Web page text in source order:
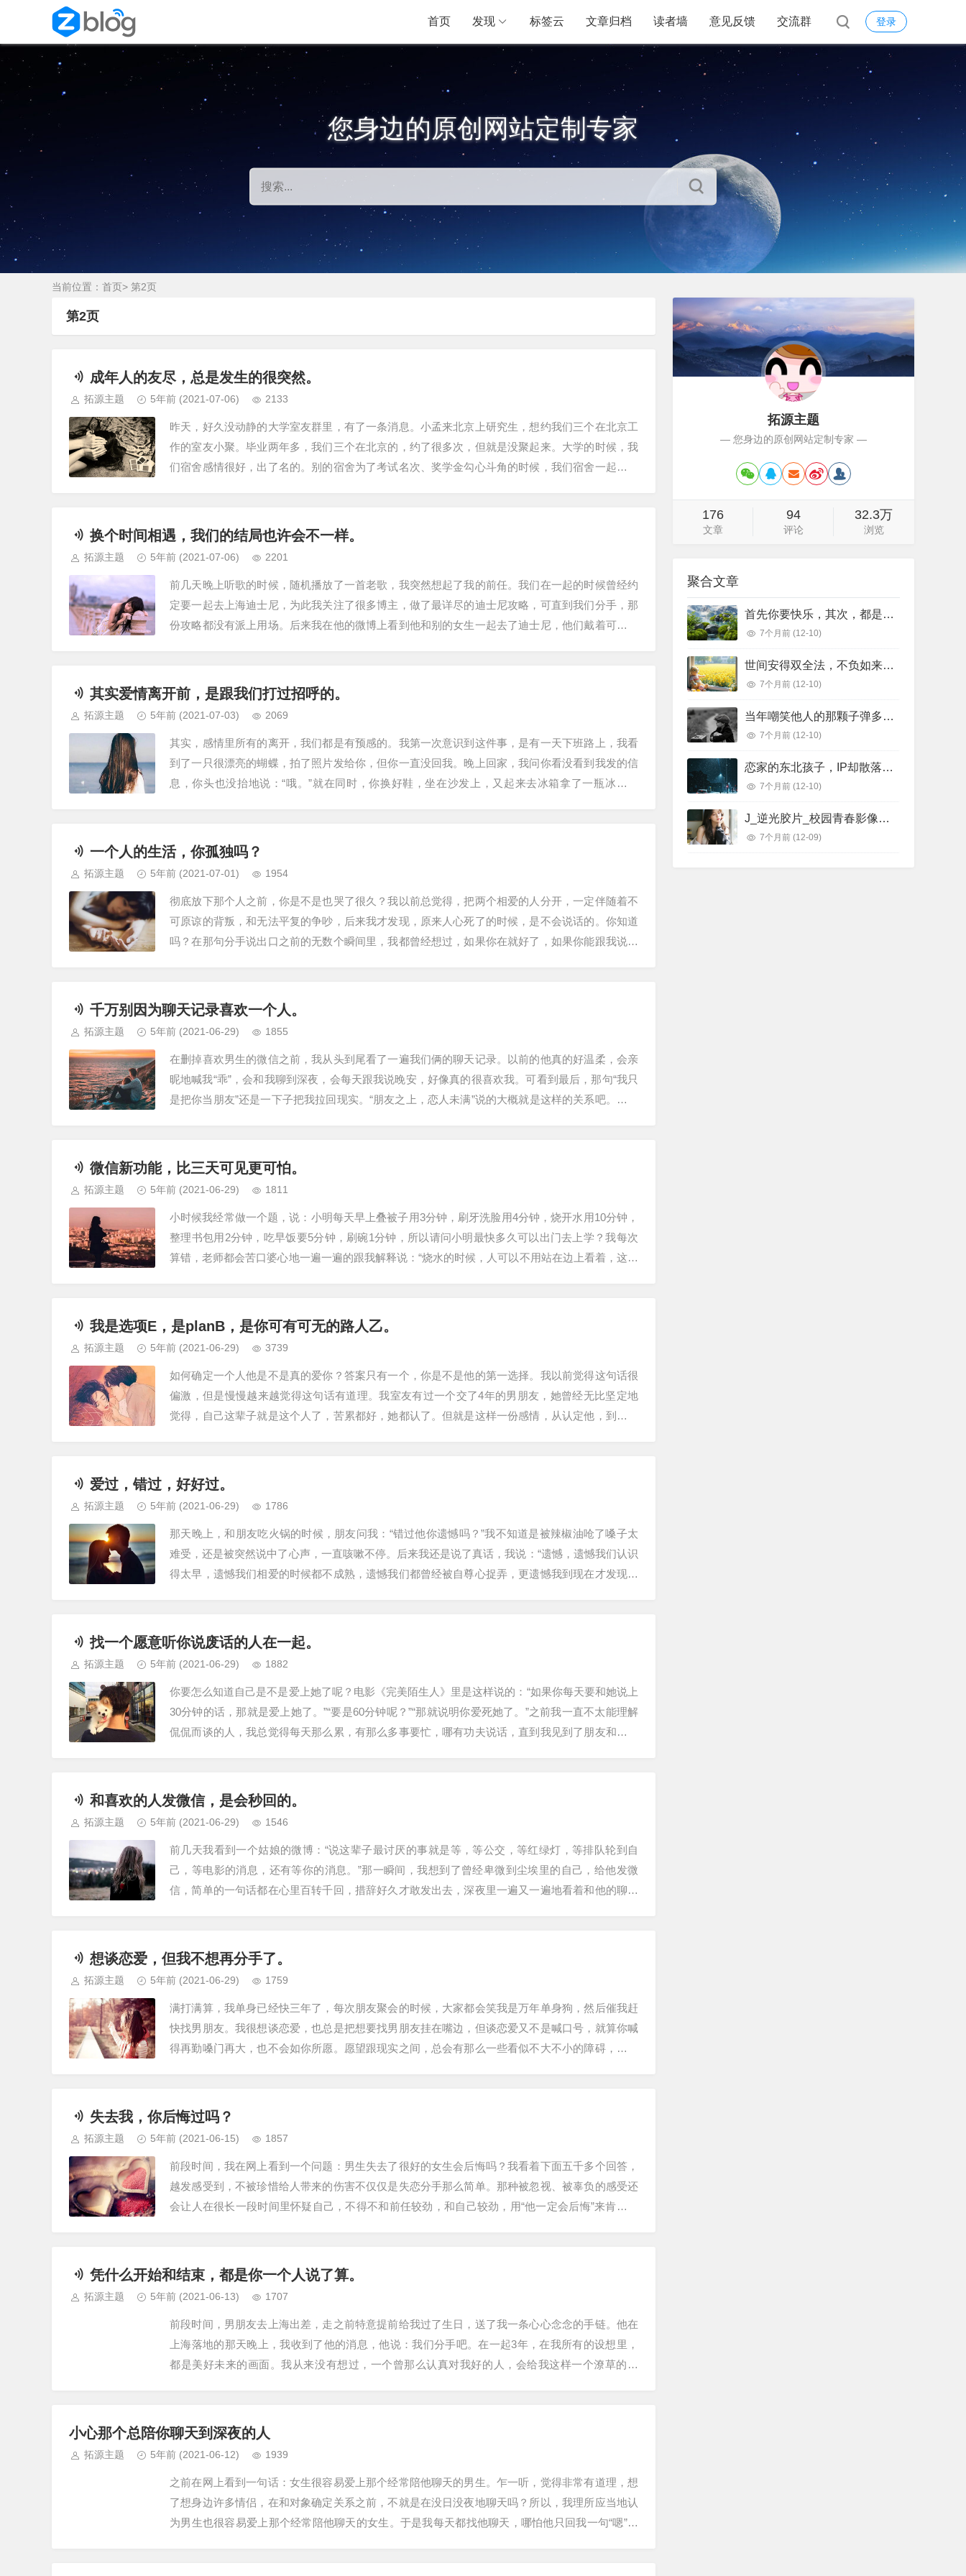
登录
首页 发现 标签云 文章归档 读者墙 意见反馈 交流群
您身边的原创网站定制专家
当前位置： 首页> 第2页
第2页
成年人的友尽，总是发生的很突然。
拓源主题 5年前 (2021-07-06) 2133
昨天，好久没动静的大学室友群里，有了一条消息。小孟来北京上研究生，想约我们三个在北京工
作的室友小聚。毕业两年多，我们三个在北京的，约了很多次，但就是没聚起来。大学的时候，我
们宿舍感情很好，出了名的。别的宿舍为了考试名次、奖学金勾心斗角的时候，我们宿舍一起熬着
换个时间相遇，我们的结局也许会不一样。
拓源主题 5年前 (2021-07-06) 2201
前几天晚上听歌的时候，随机播放了一首老歌，我突然想起了我的前任。我们在一起的时候曾经约
定要一起去上海迪士尼，为此我关注了很多博主，做了最详尽的迪士尼攻略，可直到我们分手，那
份攻略都没有派上用场。后来我在他的微博上看到他和别的女生一起去了迪士尼，他们戴着可爱的
其实爱情离开前，是跟我们打过招呼的。
拓源主题 5年前 (2021-07-03) 2069
其实，感情里所有的离开，我们都是有预感的。我第一次意识到这件事，是有一天下班路上，我看
到了一只很漂亮的蝴蝶，拍了照片发给你，但你一直没回我。晚上回家，我问你看没看到我发的信
息，你头也没抬地说：“哦。”就在同时，你换好鞋，坐在沙发上，又起来去冰箱拿了一瓶冰镇饮
一个人的生活，你孤独吗？
拓源主题 5年前 (2021-07-01) 1954
彻底放下那个人之前，你是不是也哭了很久？我以前总觉得，把两个相爱的人分开，一定伴随着不
可原谅的背叛，和无法平复的争吵，后来我才发现，原来人心死了的时候，是不会说话的。你知道
吗？在那句分手说出口之前的无数个瞬间里，我都曾经想过，如果你在就好了，如果你能跟我说说
千万别因为聊天记录喜欢一个人。
拓源主题 5年前 (2021-06-29) 1855
在删掉喜欢男生的微信之前，我从头到尾看了一遍我们俩的聊天记录。以前的他真的好温柔，会亲
昵地喊我“乖”，会和我聊到深夜，会每天跟我说晚安，好像真的很喜欢我。可看到最后，那句“我只
是把你当朋友”还是一下子把我拉回现实。“朋友之上，恋人未满”说的大概就是这样的关系吧。当所
微信新功能，比三天可见更可怕。
拓源主题 5年前 (2021-06-29) 1811
小时候我经常做一个题，说：小明每天早上叠被子用3分钟，刷牙洗脸用4分钟，烧开水用10分钟，
整理书包用2分钟，吃早饭要5分钟，刷碗1分钟，所以请问小明最快多久可以出门去上学？我每次
算错，老师都会苦口婆心地一遍一遍的跟我解释说：“烧水的时候，人可以不用站在边上看着，这样
我是选项E，是planB，是你可有可无的路人乙。
拓源主题 5年前 (2021-06-29) 3739
如何确定一个人他是不是真的爱你？答案只有一个，你是不是他的第一选择。我以前觉得这句话很
偏激，但是慢慢越来越觉得这句话有道理。我室友有过一个交了4年的男朋友，她曾经无比坚定地
觉得，自己这辈子就是这个人了，苦累都好，她都认了。但就是这样一份感情，从认定他，到放弃
爱过，错过，好好过。
拓源主题 5年前 (2021-06-29) 1786
那天晚上，和朋友吃火锅的时候，朋友问我：“错过他你遗憾吗？”我不知道是被辣椒油呛了嗓子太
难受，还是被突然说中了心声，一直咳嗽不停。后来我还是说了真话，我说：“遗憾，遗憾我们认识
得太早，遗憾我们相爱的时候都不成熟，遗憾我们都曾经被自尊心捉弄，更遗憾我到现在才发现，
找一个愿意听你说废话的人在一起。
拓源主题 5年前 (2021-06-29) 1882
你要怎么知道自己是不是爱上她了呢？电影《完美陌生人》里是这样说的：“如果你每天要和她说上
30分钟的话，那就是爱上她了。”“要是60分钟呢？”“那就说明你爱死她了。”之前我一直不太能理解
侃侃而谈的人，我总觉得每天那么累，有那么多事要忙，哪有功夫说话，直到我见到了朋友和她男
和喜欢的人发微信，是会秒回的。
拓源主题 5年前 (2021-06-29) 1546
前几天我看到一个姑娘的微博：“说这辈子最讨厌的事就是等，等公交，等红绿灯，等排队轮到自
己，等电影的消息，还有等你的消息。”那一瞬间，我想到了曾经卑微到尘埃里的自己，给他发微
信，简单的一句话都在心里百转千回，措辞好久才敢发出去，深夜里一遍又一遍地看着和他的聊天
想谈恋爱，但我不想再分手了。
拓源主题 5年前 (2021-06-29) 1759
满打满算，我单身已经快三年了，每次朋友聚会的时候，大家都会笑我是万年单身狗，然后催我赶
快找男朋友。我很想谈恋爱，也总是把想要找男朋友挂在嘴边，但谈恋爱又不是喊口号，就算你喊
得再勤嗓门再大，也不会如你所愿。愿望跟现实之间，总会有那么一些看似不大不小的障碍，会在
失去我，你后悔过吗？
拓源主题 5年前 (2021-06-15) 1857
前段时间，我在网上看到一个问题：男生失去了很好的女生会后悔吗？我看着下面五千多个回答，
越发感受到，不被珍惜给人带来的伤害不仅仅是失恋分手那么简单。那种被忽视、被辜负的感受还
会让人在很长一段时间里怀疑自己，不得不和前任较劲，和自己较劲，用“他一定会后悔”来肯定自
凭什么开始和结束，都是你一个人说了算。
拓源主题 5年前 (2021-06-13) 1707
前段时间，男朋友去上海出差，走之前特意提前给我过了生日，送了我一条心心念念的手链。他在
上海落地的那天晚上，我收到了他的消息，他说：我们分手吧。在一起3年，在我所有的设想里，
都是美好未来的画面。我从来没有想过，一个曾那么认真对我好的人，会给我这样一个潦草的结
小心那个总陪你聊天到深夜的人
拓源主题 5年前 (2021-06-12) 1939
之前在网上看到一句话：女生很容易爱上那个经常陪他聊天的男生。乍一听，觉得非常有道理，想
了想身边许多情侣，在和对象确定关系之前，不就是在没日没夜地聊天吗？所以，我理所应当地认
为男生也很容易爱上那个经常陪他聊天的女生。于是我每天都找他聊天，哪怕他只回我一句“嗯”，
拓源主题
— 您身边的原创网站定制专家 —
176
文章
94
评论
32.3万
浏览
聚合文章
首先你要快乐，其次，都是其次。
7个月前 (12-10)
世间安得双全法，不负如来不负卿。
7个月前 (12-10)
当年嘲笑他人的那颗子弹多年以后正中自己的眉心
7个月前 (12-10)
恋家的东北孩子，IP却散落在世界各地
7个月前 (12-10)
J_逆光胶片_校园青春影像纪念宣传
7个月前 (12-09)